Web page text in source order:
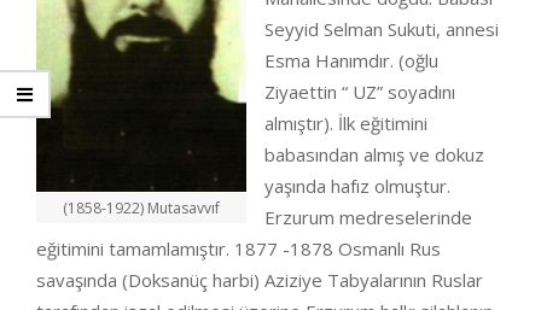
(1858-1922) Mutasavvıf
Seyyid Selman Sukuti, annesi
Esma Hanımdır. (oğlu
Ziyaettin “ UZ” soyadını
almıştır). İlk eğitimini
babasından almış ve dokuz
yaşında hafız olmuştur.
Erzurum medreselerinde
eğitimini tamamlamıştır. 1877 -1878 Osmanlı Rus
savaşında (Doksanüç harbi) Aziziye Tabyalarının Ruslar